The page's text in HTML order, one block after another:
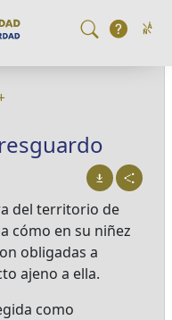
del territorio de
cómo en su niñez
obligadas a
ajeno a ella.
como